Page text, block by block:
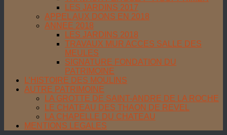
LES JARDINS 2017
APPEL AUX DONS EN 2018
ANNEE 2018
LES JARDINS 2018
TRAVAUX MUR ACCES SALLE DES
MEULES
SIGNATURE FONDATION DU
PATRIMOINE
L’HISTOIRE DES MOULINS
AUTRE PATRIMOINE
LA GROTTE DE SAINT-ANDRE DE LA ROCHE
LE CHATEAU DES THAON DE REVEL
LA CHAPELLE DU CHATEAU
MENTIONS LEGALES